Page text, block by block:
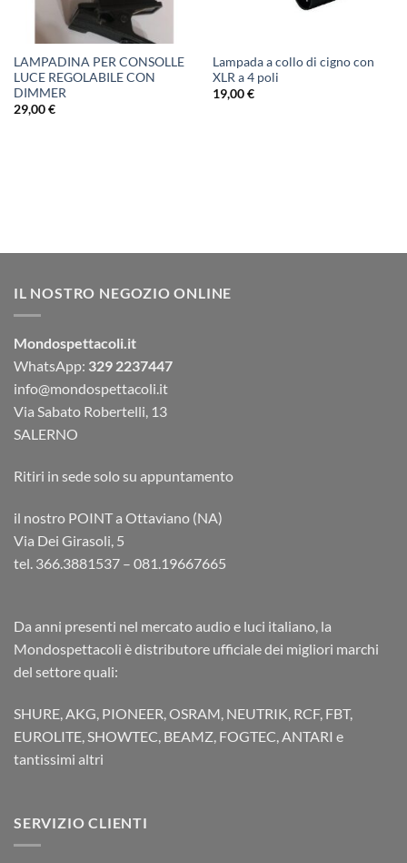
LAMPADINA PER CONSOLLE
LUCE REGOLABILE CON
DIMMER
29,00€
Lampada a collo di cigno con
XLR a 4 poli
19,00€
IL NOSTRO NEGOZIO ONLINE
Mondospettacoli.it
WhatsApp: 329 2237447
info@mondospettacoli.it
Via Sabato Robertelli, 13
SALERNO
Ritiri in sede solo su appuntamento
il nostro POINT a Ottaviano (NA)
Via Dei Girasoli, 5
tel. 366.3881537 – 081.19667665
Da anni presenti nel mercato audio e luci italiano, la
Mondospettacoli è distributore ufficiale dei migliori marchi
del settore quali:
SHURE, AKG, PIONEER, OSRAM, NEUTRIK, RCF, FBT,
EUROLITE, SHOWTEC, BEAMZ, FOGTEC, ANTARI e
tantissimi altri
SERVIZIO CLIENTI